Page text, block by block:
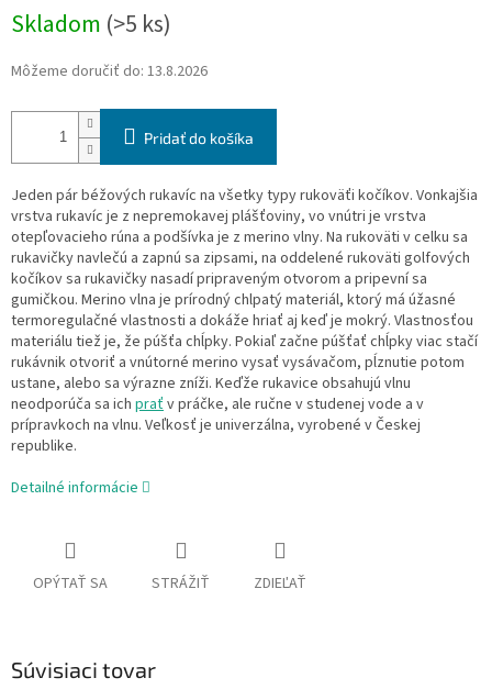
Skladom (>5 ks)
Môžeme doručiť do: 13.8.2026
Pridať do košíka
Jeden pár béžových rukavíc na všetky typy rukoväťi kočíkov. Vonkajšia
vrstva rukavíc je z nepremokavej plášťoviny, vo vnútri je vrstva
otepľovacieho rúna a podšívka je z merino vlny. Na rukoväti v celku sa
rukavičky navlečú a zapnú sa zipsami, na oddelené rukoväti golfových
kočíkov sa rukavičky nasadí pripraveným otvorom a pripevní sa
gumičkou. Merino vlna je prírodný chlpatý materiál, ktorý má úžasné
termoregulačné vlastnosti a dokáže hriať aj keď je mokrý. Vlastnosťou
materiálu tiež je, že púšťa chĺpky. Pokiaľ začne púšťať chĺpky viac stačí
rukávnik otvoriť a vnútorné merino vysať vysávačom, pĺznutie potom
ustane, alebo sa výrazne zníži. Keďže rukavice obsahujú vlnu
neodporúča sa ich praťv práčke, ale ručne v studenej vode a v
prípravkoch na vlnu. Veľkosť je univerzálna, vyrobené v Českej
republike.
Detailné informácie
OPÝTAŤ SA STRÁŽIŤ ZDIEĽAŤ
Súvisiaci tovar